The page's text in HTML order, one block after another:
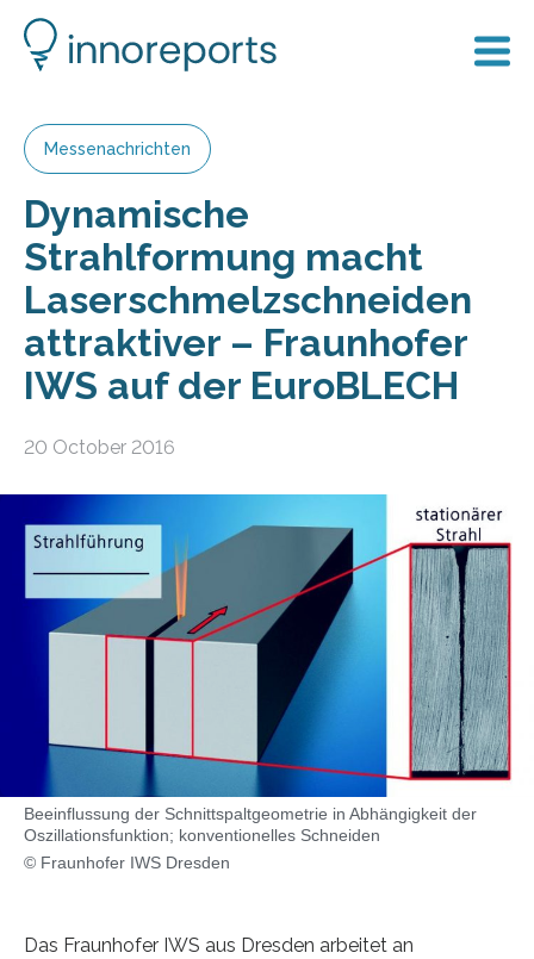
Messenachrichten
Dynamische
Strahlformung macht
Laserschmelzschneiden
attraktiver – Fraunhofer
IWS auf der EuroBLECH
20 October 2016
Beeinflussung der Schnittspaltgeometrie in Abhängigkeit der
Oszillationsfunktion; konventionelles Schneiden
© Fraunhofer IWS Dresden
Das Fraunhofer IWS aus Dresden arbeitet an